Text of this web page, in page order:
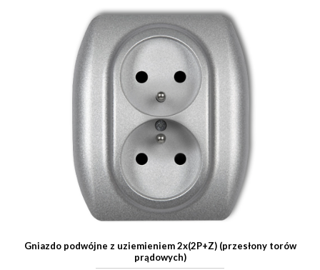
Gniazdo podwójne z uziemieniem 2x(2P+Z) (przesłony torów
prądowych)